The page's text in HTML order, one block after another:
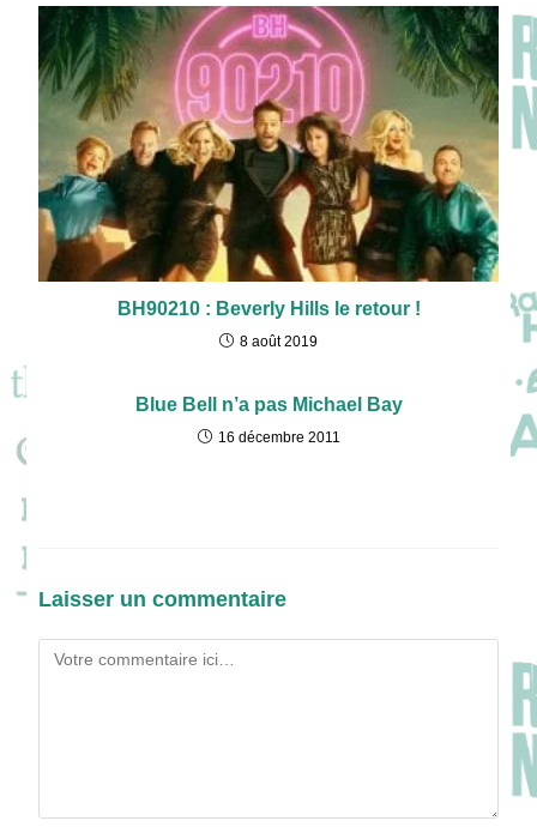
BH90210 : Beverly Hills le retour !
8 août 2019
Blue Bell n’a pas Michael Bay
16 décembre 2011
Laisser un commentaire
Comment